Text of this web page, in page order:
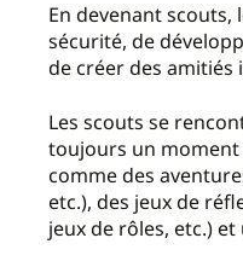
En devenant
sécurité, de
de créer des amitiés
Les scouts se
toujours un moment
comme des
etc.), des jeux de
jeux de rôles, etc.)